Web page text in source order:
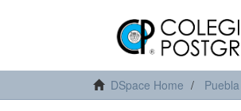
DSpace Home Puebla